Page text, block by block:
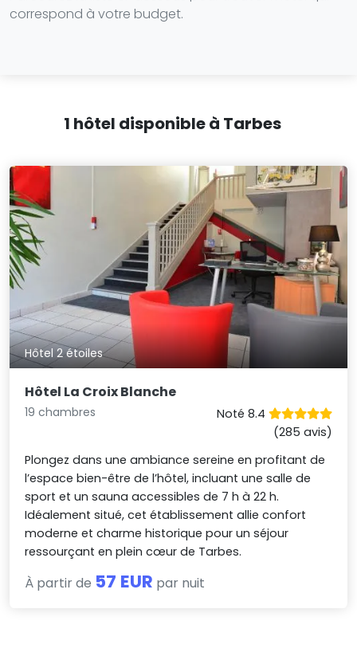
correspond à votre budget.
1 hôtel disponible à Tarbes
Hôtel 2 étoiles
Hôtel La Croix Blanche
19 chambres
Noté 8.4
(285 avis)
Plongez dans une ambiance sereine en profitant de
l’espace bien-être de l’hôtel, incluant une salle de
sport et un sauna accessibles de 7 h à 22 h.
Idéalement situé, cet établissement allie confort
moderne et charme historique pour un séjour
ressourçant en plein cœur de Tarbes.
À partir de 57 EUR par nuit